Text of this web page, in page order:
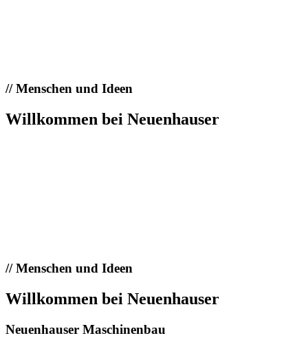
//Menschen und Ideen
Willkommen bei Neuenhauser
//Menschen und Ideen
Willkommen bei Neuenhauser
Neuenhauser Maschinenbau